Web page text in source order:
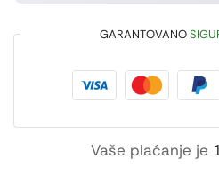
GARANTOVANO
Vaše plaćanje je